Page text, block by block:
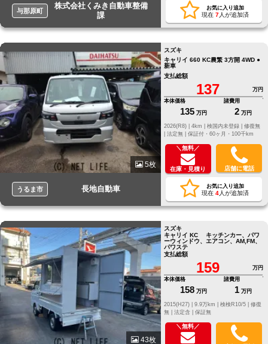
与那原町
株式会社くみき自動車整備
課
お気に入り追加
現在 7人が追加済
5枚
うるま市 長地自動車
スズキ
キャリイ 660 KC農繁 3方開 4WD ●
新車
支払総額
137
万円
本体価格
135 万円
諸費用
2 万円
修復無
法定無 | 保証付・60ヶ月・100千km
＼無料／
在庫・見積り 店舗に電話
お気に入り追加
現在 4人が追加済
43枚
スズキ
キャリイ KC キッチンカー、パワ
ーウィンドウ、エアコン、AM,FM、
パワステ
支払総額
159
万円
本体価格
158 万円
諸費用
1 万円
修復
無 | 法定含 | 保証無
＼無料／